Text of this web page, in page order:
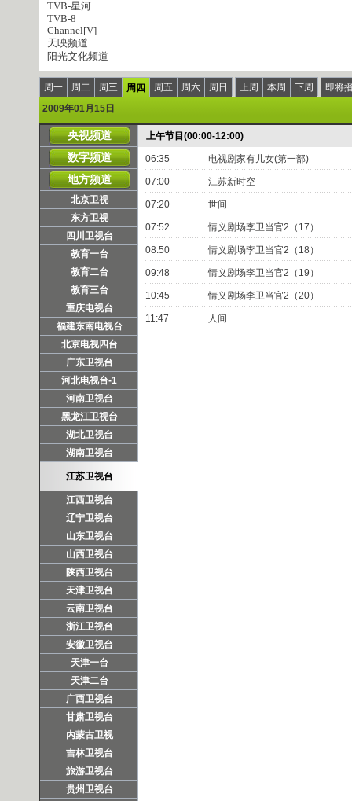
TVB-星河
TVB-8
Channel[V]
天映频道
阳光文化频道
周一 周二 周三 周四 周五 周六 周日 上周 本周 下周
即将
2009年01月15日
央视频道
数字频道
地方频道
北京卫视
东方卫视
四川卫视台
教育一台
教育二台
教育三台
重庆电视台
福建东南电视台
北京电视四台
广东卫视台
河北电视台-1
河南卫视台
黑龙江卫视台
湖北卫视台
湖南卫视台
江苏卫视台
江西卫视台
辽宁卫视台
山东卫视台
山西卫视台
陕西卫视台
天津卫视台
云南卫视台
浙江卫视台
安徽卫视台
天津一台
天津二台
广西卫视台
甘肃卫视台
内蒙古卫视
吉林卫视台
旅游卫视台
贵州卫视台
上午节目(00:00-12:00)
06:35 电视剧家有儿女(第一部)
07:00 江苏新时空
07:20 世间
07:52 情义剧场李卫当官2（17）
08:50 情义剧场李卫当官2（18）
09:48 情义剧场李卫当官2（19）
10:45 情义剧场李卫当官2（20）
11:47 人间